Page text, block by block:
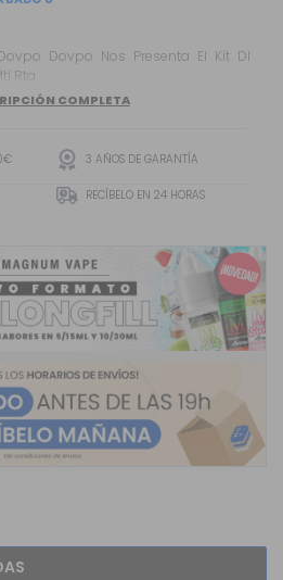
El Kit Dl
Rta.
COMPLETA
3 AÑOS DE GARANTÍA
RECÍBELO EN 24 HORAS